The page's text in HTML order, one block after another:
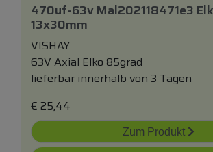
470uf-63v Mal202118471e3
13x30mm
VISHAY
63V Axial Elko 85grad
lieferbar innerhalb von 3 Tagen
€ 25,44
Zum Produkt